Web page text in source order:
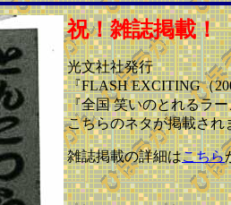
祝！雑誌掲載！
光文社社発行
『FLASH EXCITING（
『全国 笑いのとれるラー
こちらのネタが掲載され
雑誌掲載の詳細はこちら